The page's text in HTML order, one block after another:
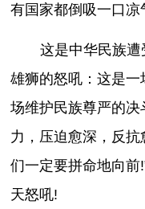
有国家都倒吸一口凉
这是中华民族
雄狮的怒吼：这是
场维护民族尊严的决
力，压迫愈深，反
们一定要拼命地向前
天怒吼!